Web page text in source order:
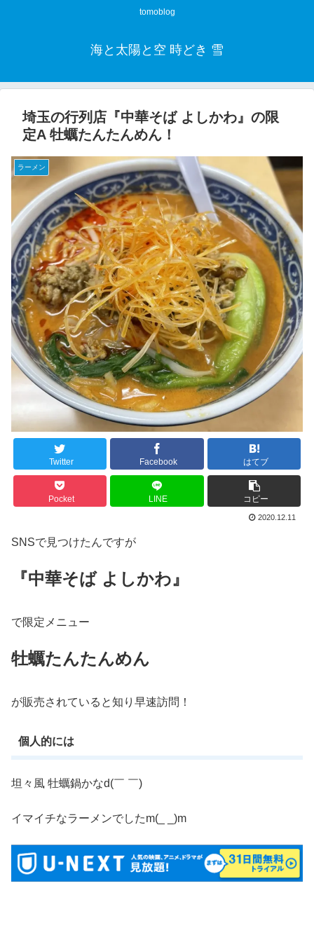
tomoblog
海と太陽と空 時どき 雪
埼玉の行列店『中華そば よしかわ』の限
定A 牡蠣たんたんめん！
ラーメン
Twitter Facebook はてブ
Pocket LINE コピー
2020.12.11
SNSで見つけたんですが
『中華そば よしかわ』
で限定メニュー
牡蠣たんたんめん
が販売されていると知り早速訪問！
個人的には
坦々風 牡蠣鍋かなd(￣ ￣)
イマイチなラーメンでしたm(_ _)m